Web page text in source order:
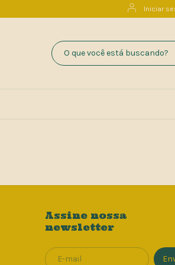
Iniciar
Assine nossa
newsletter